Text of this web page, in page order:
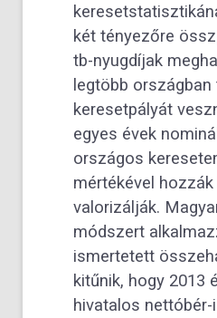
két tényezőre
tb-nyugdíjak
legtöbb
keresetpályát
egyes évek
országos
mértékével
valorizálják.
módszert
ismertetett
kitűnik, hogy 2013
hivatalos